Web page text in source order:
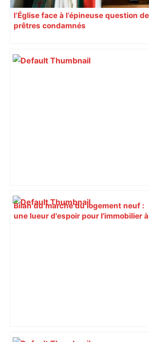
l’Église face à l’épineuse question
prêtres condamnés
Bilan du marché du logement neuf :
une lueur d'espoir pour l'immobilier à